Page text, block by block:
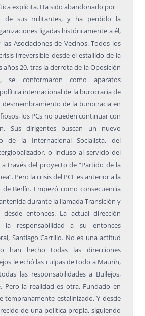
explícita. Ha sido abandonado por
de sus militantes, y ha perdido la
ligadas históricamente a él,
las Asociaciones de Vecinos. Todos los
irreversible desde el estallido de la
años 20, tras la derrota de la Oposición
se conformaron como aparatos
internacional de la burocracia de
desmembramiento de la burocracia en
los PCs no pueden continuar con
Sus dirigentes buscan un nuevo
de la Internacional Socialista, del
o incluso al servicio del
a través del proyecto de “Partido de la
Pero la crisis del PCE es anterior a la
Berlín. Empezó como consecuencia
durante la llamada Transición y
entonces. La actual dirección
la responsabilidad a su entonces
Santiago Carrillo. No es una actitud
han hecho todas las direcciones
le echó las culpas de todo a Maurín,
las responsabilidades a Bullejos,
Pero la realidad es otra. Fundado en
tempranamente estalinizado. Y desde
de una política propia, siguiendo